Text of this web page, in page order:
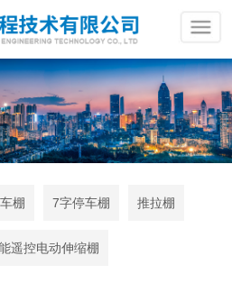
棚 7字停车棚 推拉棚
遥控电动伸缩棚